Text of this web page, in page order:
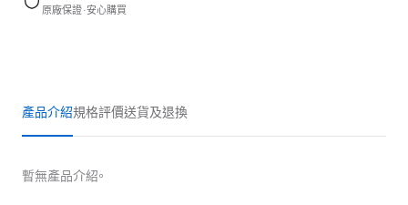
原廠保證 · 安心購買
產品介紹規格評價送貨及退換
暫無產品介紹。